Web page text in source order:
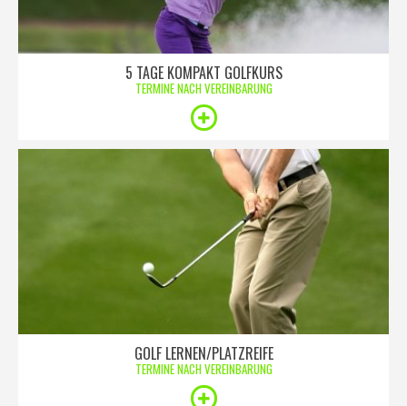
5 TAGE KOMPAKT GOLFKURS
TERMINE NACH VEREINBARUNG
GOLF LERNEN/PLATZREIFE
TERMINE NACH VEREINBARUNG